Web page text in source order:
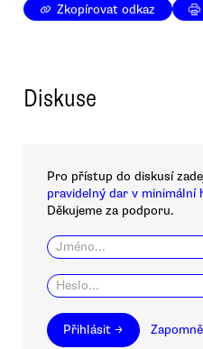
Zkopírovat odkaz
Diskuse
Pro přístup do diskusí
pravidelný dar v minimální
Děkujeme za podporu.
Přihlásit →